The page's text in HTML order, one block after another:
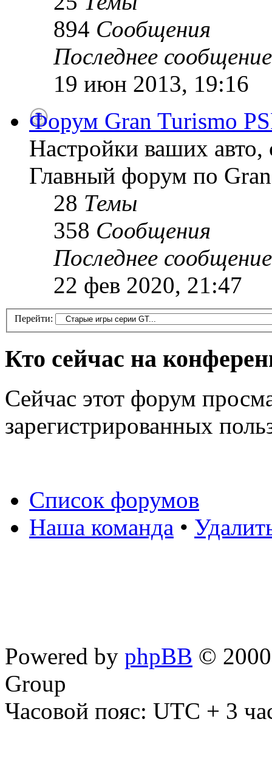
894 Сообщения
Последнее сообщение
19 июн 2013, 19:16
Форум Gran Turismo
Настройки ваших авто,
Главный форум по
28 Темы
358 Сообщения
Последнее сообщение
22 фев 2020, 21:47
Перейти:
Кто сейчас на
Сейчас этот форум
зарегистрированных
Список форумов
Наша команда •
Powered by phpBB ©
Group
Часовой пояс: UTC + 3